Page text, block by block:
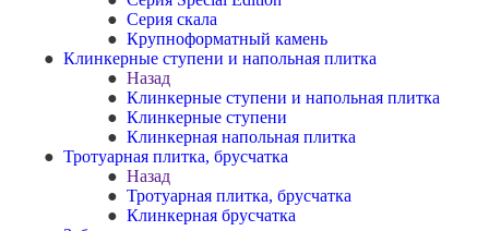
Серия скала
Крупноформатный камень
Клинкерные ступени и напольная плитка
Назад
Клинкерные ступени и напольная плитка
Клинкерные ступени
Клинкерная напольная плитка
Тротуарная плитка, брусчатка
Назад
Тротуарная плитка, брусчатка
Клинкерная брусчатка